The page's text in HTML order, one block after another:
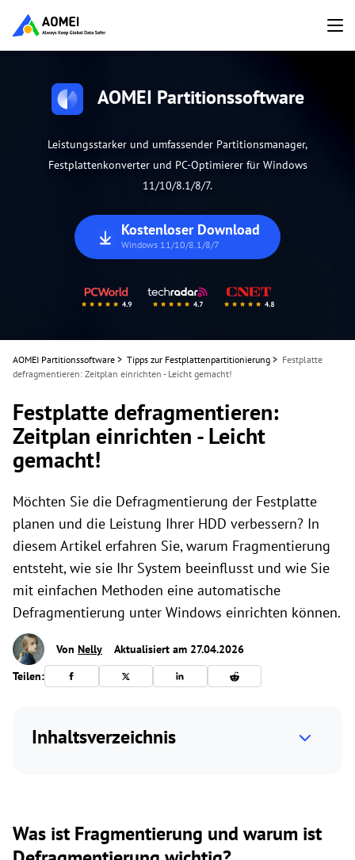
AOMEI Partitionssoftware
Leistungsstarker und umfassender Partitionsmanager,
Festplattenkonverter und PC-Optimierer für Windows
11/10/8.1/8/7.
Kostenloser Download
Windows 11/10/8.1/8/7
AOMEI Partitionssoftware > Tipps zur Festplattenpartitionierung > Festplatte
defragmentieren: Zeitplan einrichten - Leicht gemacht!
Festplatte defragmentieren:
Zeitplan einrichten - Leicht
gemacht!
Möchten Sie die Defragmentierung der Festplatte
planen und die Leistung Ihrer HDD verbessern? In
diesem Artikel erfahren Sie, warum Fragmentierung
entsteht, wie sie Ihr System beeinflusst und wie Sie
mit einfachen Methoden eine automatische
Defragmentierung unter Windows einrichten können.
Von Nelly
Aktualisiert am 27.04.2026
Teilen:
Inhaltsverzeichnis
Was ist Fragmentierung und warum ist